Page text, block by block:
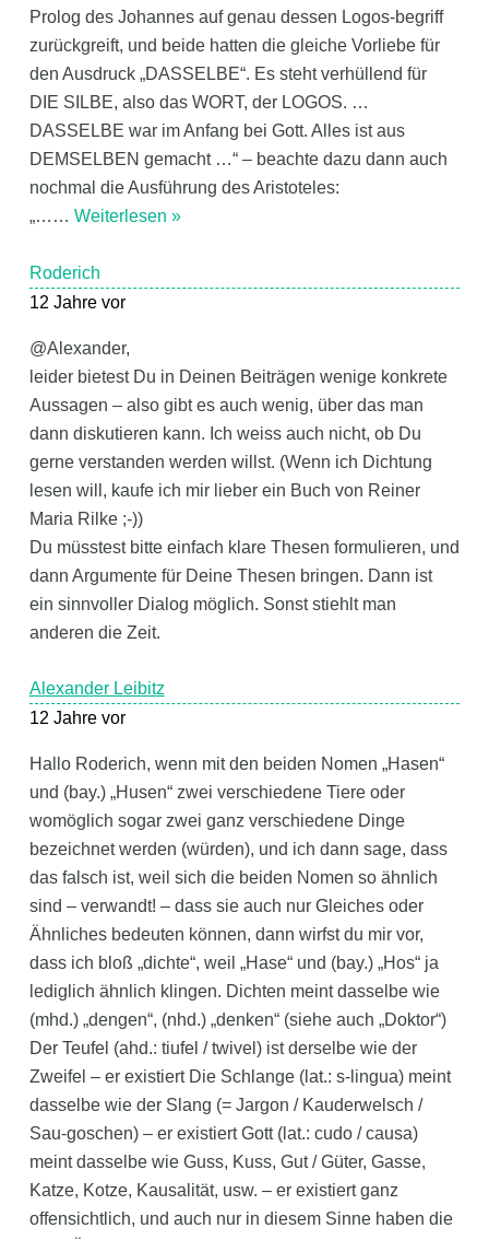
Prolog des Johannes auf genau dessen Logos-begriff
zurückgreift, und beide hatten die gleiche Vorliebe für
den Ausdruck „DASSELBE“. Es steht verhüllend für
DIE SILBE, also das WORT, der LOGOS. …
DASSELBE war im Anfang bei Gott. Alles ist aus
DEMSELBEN gemacht …“ – beachte dazu dann auch
nochmal die Ausführung des Aristoteles:
„… … Weiterlesen »
Roderich
12 Jahre vor
@Alexander,
leider bietest Du in Deinen Beiträgen wenige konkrete
Aussagen – also gibt es auch wenig, über das man
dann diskutieren kann. Ich weiss auch nicht, ob Du
gerne verstanden werden willst. (Wenn ich Dichtung
lesen will, kaufe ich mir lieber ein Buch von Reiner
Maria Rilke ;-))
Du müsstest bitte einfach klare Thesen formulieren, und
dann Argumente für Deine Thesen bringen. Dann ist
ein sinnvoller Dialog möglich. Sonst stiehlt man
anderen die Zeit.
Alexander Leibitz
12 Jahre vor
Hallo Roderich, wenn mit den beiden Nomen „Hasen“
und (bay.) „Husen“ zwei verschiedene Tiere oder
womöglich sogar zwei ganz verschiedene Dinge
bezeichnet werden (würden), und ich dann sage, dass
das falsch ist, weil sich die beiden Nomen so ähnlich
sind – verwandt! – dass sie auch nur Gleiches oder
Ähnliches bedeuten können, dann wirfst du mir vor,
dass ich bloß „dichte“, weil „Hase“ und (bay.) „Hos“ ja
lediglich ähnlich klingen. Dichten meint dasselbe wie
(mhd.) „dengen“, (nhd.) „denken“ (siehe auch „Doktor“)
Der Teufel (ahd.: tiufel / twivel) ist derselbe wie der
Zweifel – er existiert Die Schlange (lat.: s-lingua) meint
dasselbe wie der Slang (= Jargon / Kauderwelsch /
Sau-goschen) – er existiert Gott (lat.: cudo / causa)
meint dasselbe wie Guss, Kuss, Gut / Güter, Gasse,
Katze, Kotze, Kausalität, usw. – er existiert ganz
offensichtlich, und auch nur in diesem Sinne haben die